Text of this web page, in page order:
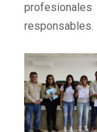
responsables.